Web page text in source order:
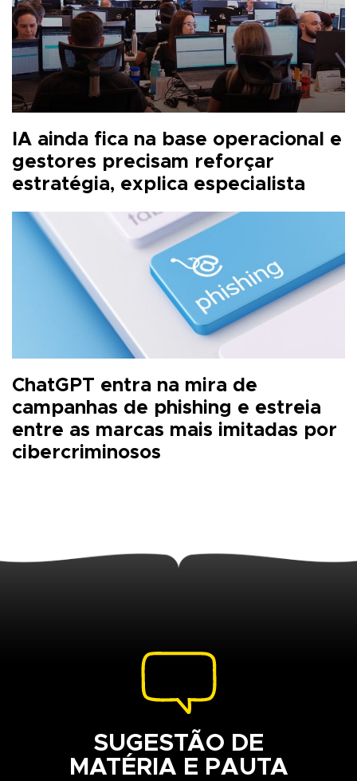
IA ainda fica na base operacional e
gestores precisam reforçar
estratégia, explica especialista
ChatGPT entra na mira de
campanhas de phishing e estreia
entre as marcas mais imitadas por
cibercriminosos
SUGESTÃO DE
MATÉRIA E PAUTA